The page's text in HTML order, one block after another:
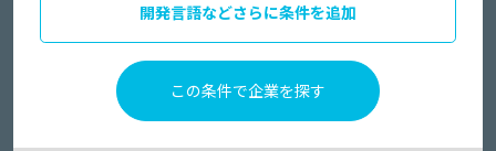
開発言語などさらに条件を追加